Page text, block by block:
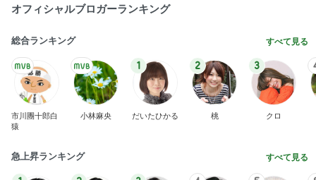
オフィシャルブロガーランキング
総合ランキング すべて見る
市川團十郎白
猿
小林麻央
1
だいたひかる
2
桃
3
クロ
急上昇ランキング すべて見る